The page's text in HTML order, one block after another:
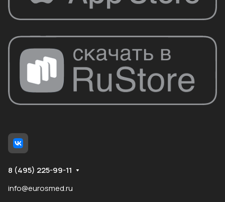
8 (495) 225-99-11
info@eurosmed.ru